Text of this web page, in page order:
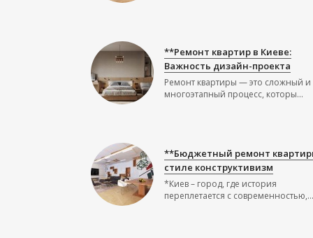
**Ремонт квартир в Киеве:
Важность дизайн-проекта
Ремонт квартиры — это сложный и
многоэтапный процесс, которы...
**Бюджетный ремонт
стиле конструктивизм
*Киев – город, где история
переплетается с современностью,...